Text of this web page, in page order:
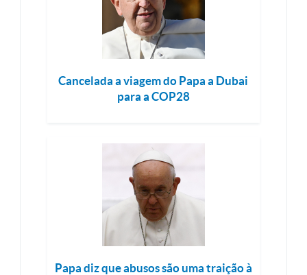
Cancelada a viagem do Papa a Dubai
para a COP28
Papa diz que abusos são uma traição à